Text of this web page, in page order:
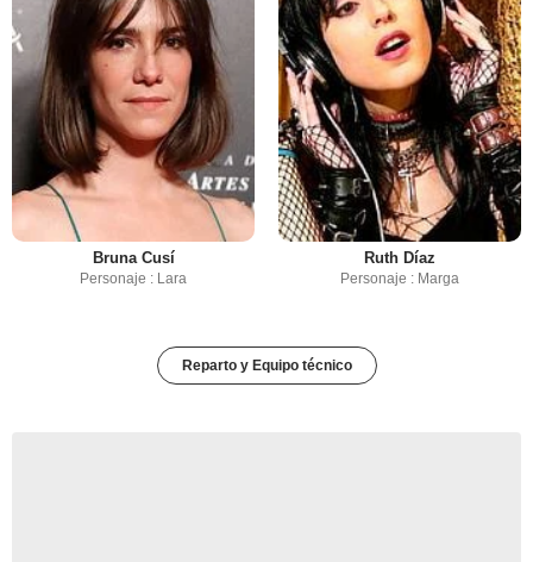
Bruna Cusí
Personaje : Lara
Ruth Díaz
Personaje : Marga
Reparto y Equipo técnico